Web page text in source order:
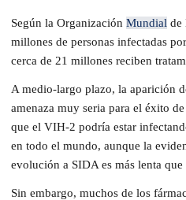
Según la Organización Mundial de
millones de personas infectadas
cerca de 21 millones reciben
A medio-largo plazo, la aparición
amenaza muy seria para el éxito
que el VIH-2 podría estar
en todo el mundo, aunque la
evolución a SIDA es más lenta
Sin embargo, muchos de los